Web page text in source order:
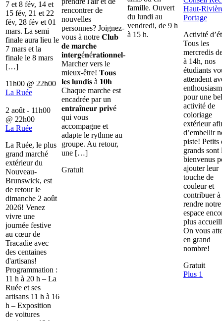
7 et 8 fév, 14 et
15 fév, 21 et 22
fév, 28 fév et 01
mars. La semi
finale aura lieu le
7 mars et la
finale le 8 mars
[…]
11h00 @ 22h00
La Ruée
2 août - 11h00
@ 22h00
La Ruée
La Ruée, le plus
grand marché
extérieur du
Nouveau-
Brunswick, est
de retour le
dimanche 2 août
2026! Venez
vivre une
journée festive
au cœur de
Tracadie avec
des centaines
d'artisans!
Programmation :
11 h à 20 h – La
Ruée et ses
artisans 11 h à 16
h – Exposition
de voitures
rencontrer de
nouvelles
personnes? Joignez-
vous à notre 𝐂𝐥𝐮𝐛
𝐝𝐞 𝐦𝐚𝐫𝐜𝐡𝐞
𝐢𝐧𝐭𝐞𝐫𝐠é𝐧é𝐫𝐚𝐭𝐢𝐨𝐧𝐧𝐞𝐥-
Marcher vers le
mieux-être! 𝐓𝐨𝐮𝐬
𝐥𝐞𝐬 𝐥𝐮𝐧𝐝𝐢𝐬 à 𝟏𝟎𝐡
Chaque marche est
encadrée par un
𝐞𝐧𝐭𝐫𝐚î𝐧𝐞𝐮𝐫 𝐩𝐫𝐢𝐯é
qui vous
accompagne et
adapte le rythme au
groupe. Au retour,
une […]
Gratuit
famille. Ouvert
du lundi au
vendredi, de 9 h
à 15 h.
Haut-
Portage
Activité
Tous les
mercredis
à 14h, nos
étudiants
attendent
pour une
activité de
coloriage
extérieur
d’embellir
piste! Petits
grands sont
bienvenus
ajouter leur
touche de
couleur et
contribuer à
rendre notre
espace
plus
On vous
en grand
nombre!
Gratuit
Plus 1